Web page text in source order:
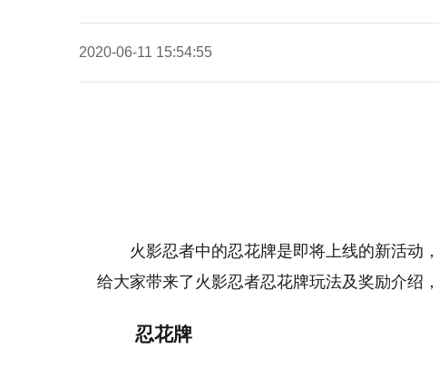
2020-06-11 15:54:55
火影忍者中的忍花牌是即将上线的新活动
给大家带来了火影忍者忍花牌玩法及奖励介绍，
忍花牌